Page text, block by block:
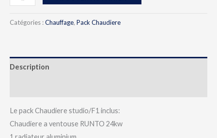
Catégories :Chauffage, Pack Chaudiere
Description
Le pack Chaudiere studio/F1 inclus:
Chaudiere a ventouse RUNTO 24kw